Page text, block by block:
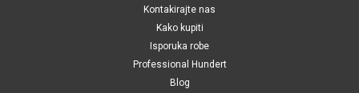
Kontakirajte nas
Kako kupiti
Isporuka robe
Professional Hundert
Blog